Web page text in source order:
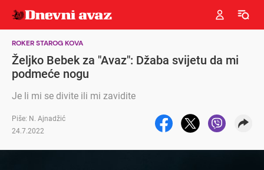
ROKER STAROG KOVA
Željko Bebek za "Avaz": Džaba svijetu da mi
podmeće nogu
Je li mi se divite ili mi zavidite
Piše: N. Ajnadžić
24.7.2022